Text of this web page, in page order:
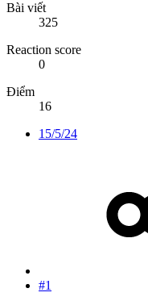
Bài viết
325
Reaction score
0
Điểm
16
15/5/24
#1